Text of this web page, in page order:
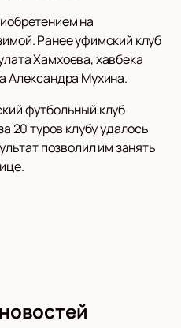
на
Ранее уфимский клуб
Хамхоева, хавбека
Александра Мухина.
футбольный клуб
20 туров клубу удалось
позволил им занять